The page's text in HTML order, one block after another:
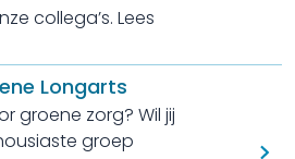
collega’s. Lees
Longarts
groene zorg? Wil jij
groep